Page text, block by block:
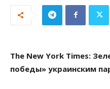
The New York Times:
победы» украинским